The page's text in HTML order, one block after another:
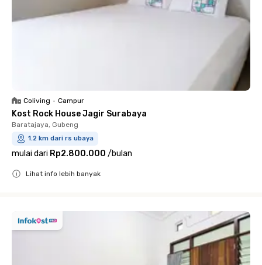
Coliving • Campur
Kost Rock House Jagir Surabaya
Baratajaya, Gubeng
1.2 km dari rs ubaya
mulai dari Rp2.800.000 /bulan
Lihat info lebih banyak